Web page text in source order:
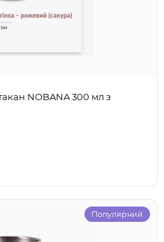
NOBANA 300 мл з
Популярний